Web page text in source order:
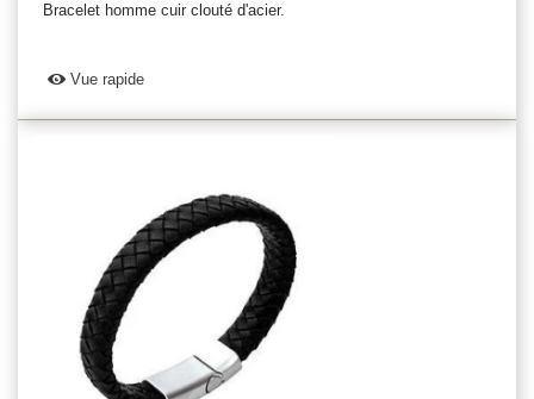
Bracelet homme cuir clouté d'acier.
Vue rapide